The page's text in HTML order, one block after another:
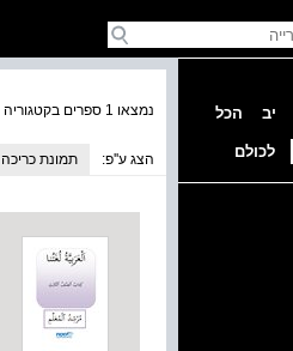
יב הכל
לכולם
נמצאו 1 ספרים בקטגוריה
הצג ע''פ: תמונת כריכה